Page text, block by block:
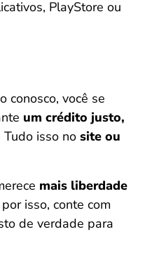
PlayStore ou
conosco, você se
um crédito justo,
Tudo isso no site ou
mais liberdade
por isso, conte com
de verdade para